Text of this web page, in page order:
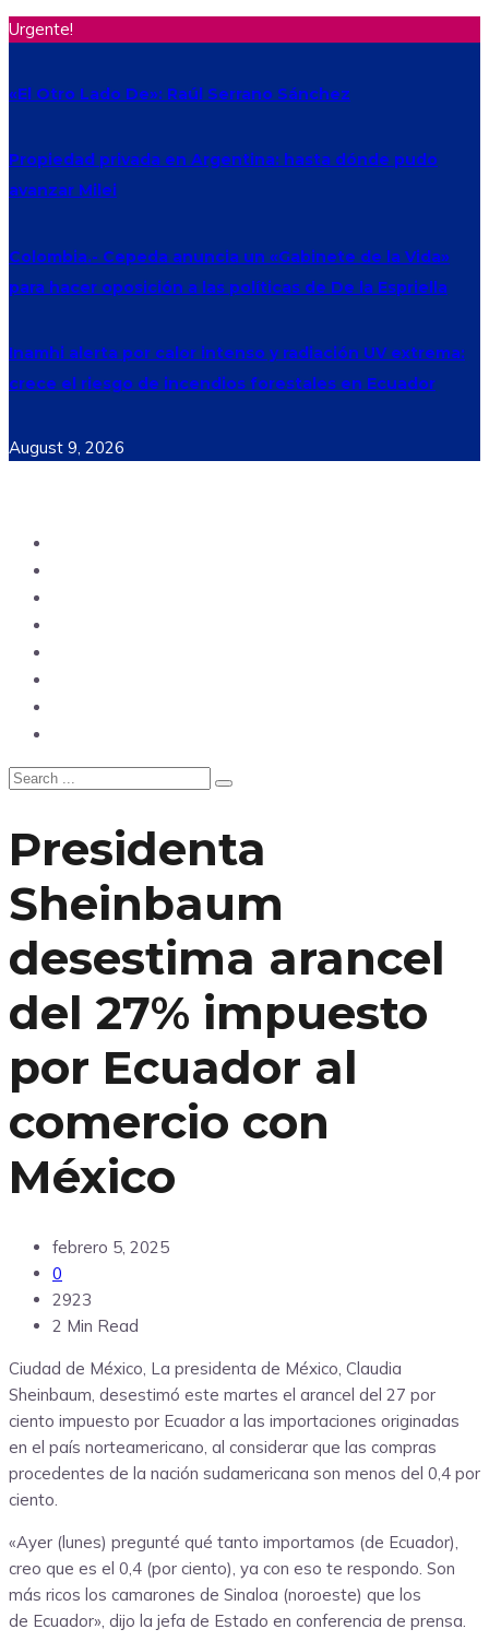
Urgente!
«El Otro Lado De»: Raúl Serrano Sánchez
Propiedad privada en Argentina: hasta dónde pudo
avanzar Milei
Colombia.- Cepeda anuncia un «Gabinete de la Vida»
para hacer oposición a las políticas de De la Espriella
Inamhi alerta por calor intenso y radiación UV extrema:
crece el riesgo de incendios forestales en Ecuador
August 9, 2026
Presidenta
Sheinbaum
desestima arancel
del 27% impuesto
por Ecuador al
comercio con
México
febrero 5, 2025
0
2923
2 Min Read
Ciudad de México, La presidenta de México, Claudia
Sheinbaum, desestimó este martes el arancel del 27 por
ciento impuesto por Ecuador a las importaciones originadas
en el país norteamericano, al considerar que las compras
procedentes de la nación sudamericana son menos del 0,4 por
ciento.
«Ayer (lunes) pregunté qué tanto importamos (de Ecuador),
creo que es el 0,4 (por ciento), ya con eso te respondo. Son
más ricos los camarones de Sinaloa (noroeste) que los
de Ecuador», dijo la jefa de Estado en conferencia de prensa.